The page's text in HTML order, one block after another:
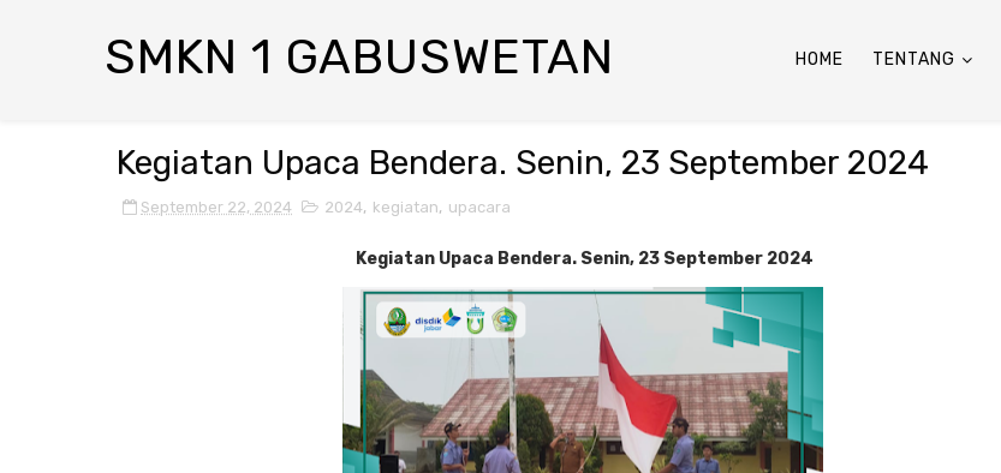
SMKN 1 GABUSWETAN HOME TENTANG
Kegiatan Upaca Bendera. Senin, 23 September 2024
September 22, 2024 2024, kegiatan, upacara
Kegiatan Upaca Bendera. Senin, 23 September 2024